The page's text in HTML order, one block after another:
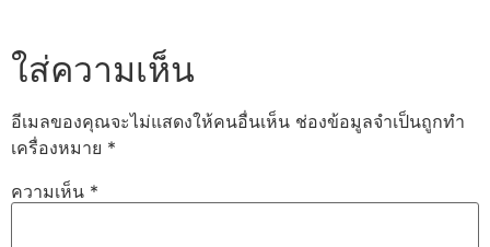
ใส่ความเห็น
อีเมลของคุณจะไม่แสดงให้คนอื่นเห็น ช่องข้อมูลจำเป็นถูกทำ
เครื่องหมาย *
ความเห็น *